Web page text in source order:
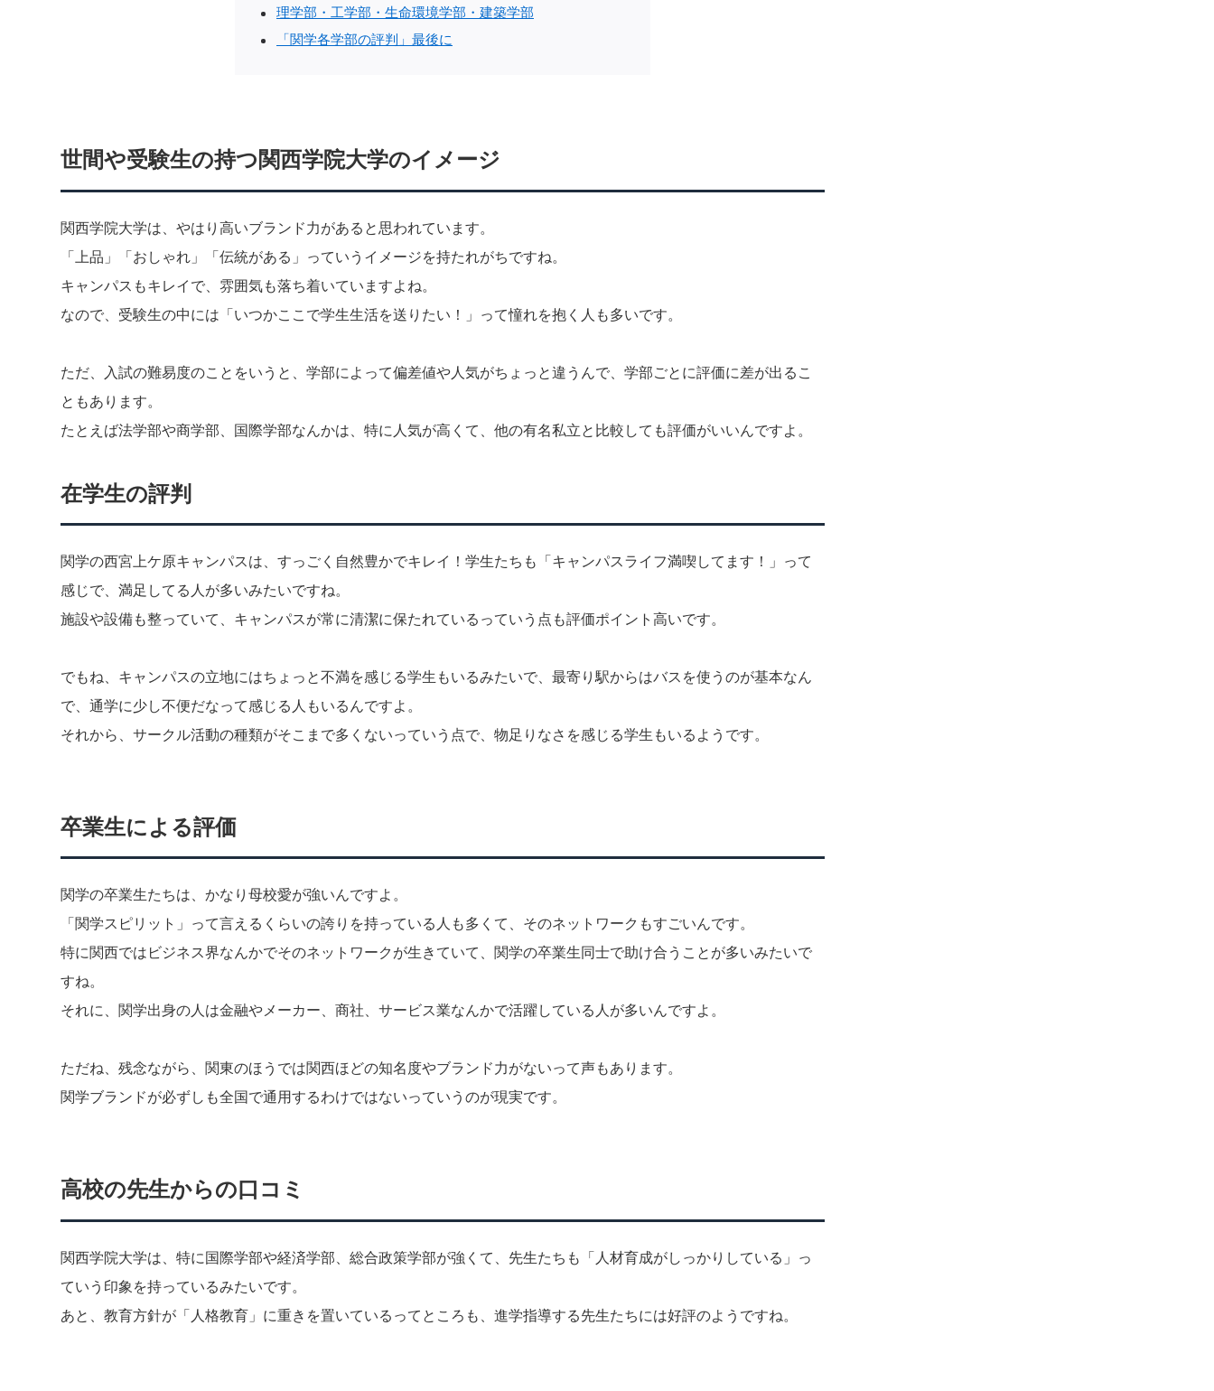
理学部・工学部・生命環境学部・建築学部
「関学各学部の評判」最後に
世間や受験生の持つ関西学院大学のイメージ
関西学院大学は、やはり高いブランド力があると思われています。
「上品」「おしゃれ」「伝統がある」っていうイメージを持たれがちですね。
キャンパスもキレイで、雰囲気も落ち着いていますよね。
なので、受験生の中には「いつかここで学生生活を送りたい！」って憧れを抱く人も多いです。
ただ、入試の難易度のことをいうと、学部によって偏差値や人気がちょっと違うんで、学部ごとに評価に差が出るこ
ともあります。
たとえば法学部や商学部、国際学部なんかは、特に人気が高くて、他の有名私立と比較しても評価がいいんですよ。
在学生の評判
関学の西宮上ケ原キャンパスは、すっごく自然豊かでキレイ！学生たちも「キャンパスライフ満喫してます！」って
感じで、満足してる人が多いみたいですね。
施設や設備も整っていて、キャンパスが常に清潔に保たれているっていう点も評価ポイント高いです。
でもね、キャンパスの立地にはちょっと不満を感じる学生もいるみたいで、最寄り駅からはバスを使うのが基本なん
で、通学に少し不便だなって感じる人もいるんですよ。
それから、サークル活動の種類がそこまで多くないっていう点で、物足りなさを感じる学生もいるようです。
卒業生による評価
関学の卒業生たちは、かなり母校愛が強いんですよ。
「関学スピリット」って言えるくらいの誇りを持っている人も多くて、そのネットワークもすごいんです。
特に関西ではビジネス界なんかでそのネットワークが生きていて、関学の卒業生同士で助け合うことが多いみたいで
すね。
それに、関学出身の人は金融やメーカー、商社、サービス業なんかで活躍している人が多いんですよ。
ただね、残念ながら、関東のほうでは関西ほどの知名度やブランド力がないって声もあります。
関学ブランドが必ずしも全国で通用するわけではないっていうのが現実です。
高校の先生からの口コミ
関西学院大学は、特に国際学部や経済学部、総合政策学部が強くて、先生たちも「人材育成がしっかりしている」っ
ていう印象を持っているみたいです。
あと、教育方針が「人格教育」に重きを置いているってところも、進学指導する先生たちには好評のようですね。